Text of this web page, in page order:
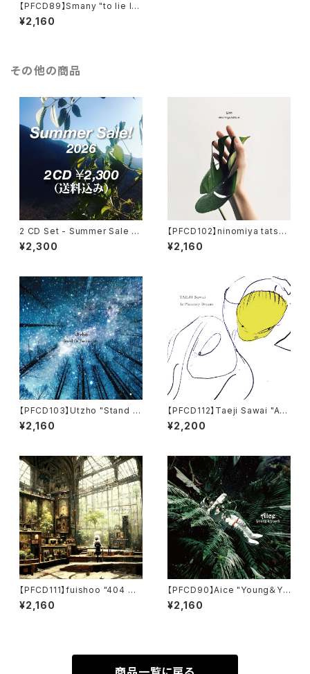
【PFCD89】Smany "to lie lat
ent" CD
¥2,160
その他の商品
2 CD Set - Summer Sale 2
026
¥2,300
【PFCD102】ninomiya tatsuk
i "5PM" CD
¥2,160
【PFCD103】Utzho "Stand O
n The Horizon" CD
¥2,160
【PFCD112】Taeji Sawai "As
Planetary Dreams" CD
¥2,200
【PFCD111】fuishoo "404 No
t Found" CD
¥2,160
【PFCD90】Aice "Young＆Yo
uth" CD
¥2,160